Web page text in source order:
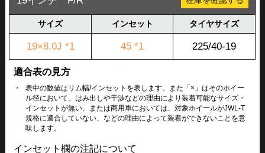
サイズ インセット タイヤサイズ
19×8.0J *1 45 *1 225/40-19
適合表の見方
・
表中の数値はリム幅/インセットを表します。また「×」はそのホイー
ル径において、はみ出しや干渉などの理由により装着可能なサイズ・
インセットが無い、または商用車においては、対象ホイールがJWL-T
規格に適合していない、などの理由によって装着ができないことを意
味します。
インセット欄の注記について